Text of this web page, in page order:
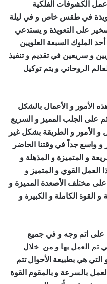
عمل الكشوفات الفلكية
في طقس خاص و في ليلة
على التعويذة و يستدعي
الملوك السبعة العلويين
و سريعين في تقديم و تنفيذ
الروحاني و يتم توكيل
الأمور و الأعمال بالشكل
على الجلب المميز و السريع
و الأمور و الطريقة بشكل غير
واسع جداً في وقتنا الحاضر
و المتميزة و المذهلة و
العمل القوي و المتميز و
مختلف الأصعدة المميزة و
و القوة الكاملة و الكبيرة و
على اتم وجه و في جميع
تم العمل بها و من خلال
التي هي بطبيعة الأحوال تتم
بالسرعة و بالمقوم القوة